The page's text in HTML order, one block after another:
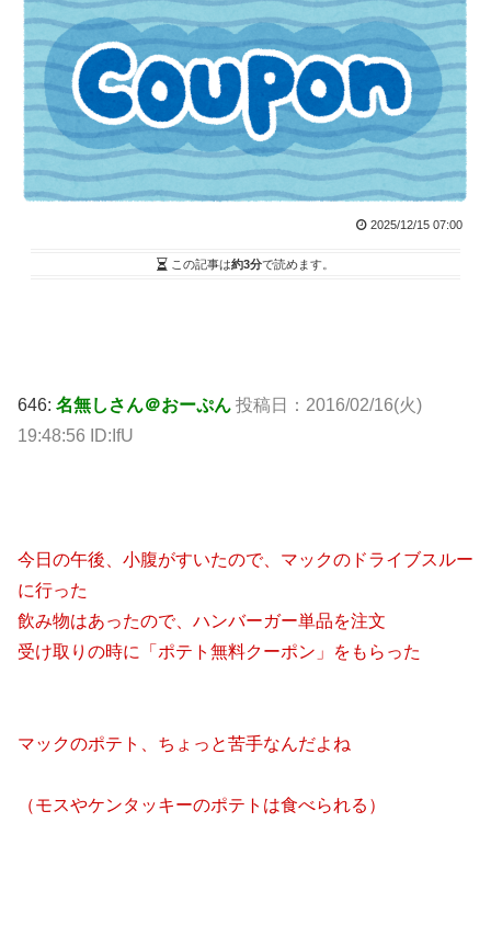
2025/12/15 07:00
この記事は約3分で読めます。
646: 名無しさん＠おーぷん 投稿日：2016/02/16(火)
19:48:56 ID:IfU
今日の午後、小腹がすいたので、マックのドライブスルー
に行った
飲み物はあったので、ハンバーガー単品を注文
受け取りの時に「ポテト無料クーポン」をもらった
マックのポテト、ちょっと苦手なんだよね
（モスやケンタッキーのポテトは食べられる）